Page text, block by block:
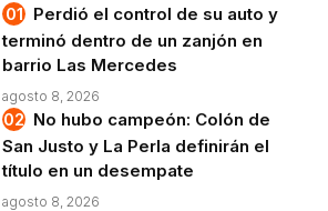
Perdió el control de su auto y
terminó dentro de un zanjón en
barrio Las Mercedes
agosto 8, 2026
No hubo campeón: Colón de
San Justo y La Perla definirán el
título en un desempate
agosto 8, 2026